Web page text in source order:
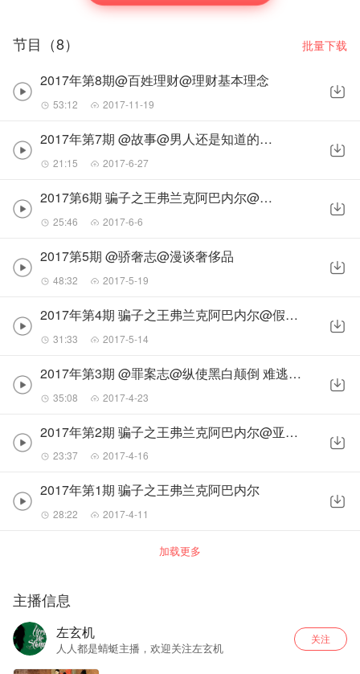
节目（8） 批量下载
2017年第8期@百姓理财@理财基本理念
53:12 2017-11-19
2017年第7期 @故事@男人还是知道的多一点好
21:15 2017-6-27
2017第6期 骗子之王弗兰克阿巴内尔@假冒FBI
25:46 2017-6-6
2017第5期 @骄奢志@漫谈奢侈品
48:32 2017-5-19
2017年第4期 骗子之王弗兰克阿巴内尔@假冒律师和教授
31:33 2017-5-14
2017年第3期 @罪案志@纵使黑白颠倒 难逃善恶有报
35:08 2017-4-23
2017年第2期 骗子之王弗兰克阿巴内尔@亚特兰大假冒医生
23:37 2017-4-16
2017年第1期 骗子之王弗兰克阿巴内尔
28:22 2017-4-11
加载更多
主播信息
左玄机
人人都是蜻蜓主播，欢迎关注左玄机
关注